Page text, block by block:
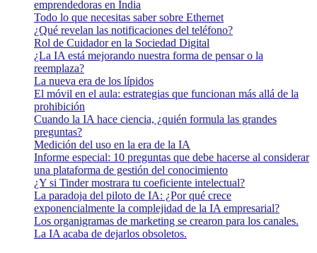
emprendedoras en India
Todo lo que necesitas saber sobre Ethernet
¿Qué revelan las notificaciones del teléfono?
Rol de Cuidador en la Sociedad Digital
¿La IA está mejorando nuestra forma de pensar o la
reemplaza?
La nueva era de los lípidos
El móvil en el aula: estrategias que funcionan más allá de la
prohibición
Cuando la IA hace ciencia, ¿quién formula las grandes
preguntas?
Medición del uso en la era de la IA
Informe especial: 10 preguntas que debe hacerse al considerar
una plataforma de gestión del conocimiento
¿Y si Tinder mostrara tu coeficiente intelectual?
La paradoja del piloto de IA: ¿Por qué crece
exponencialmente la complejidad de la IA empresarial?
Los organigramas de marketing se crearon para los canales.
La IA acaba de dejarlos obsoletos.